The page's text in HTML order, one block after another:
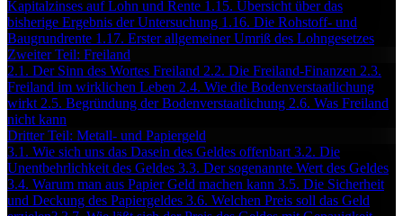
Kapitalzinses auf Lohn und Rente 1.15. Übersicht über das
bisherige Ergebnis der Untersuchung 1.16. Die Rohstoff- und
Baugrundrente 1.17. Erster allgemeiner Umriß des Lohngesetzes
Zweiter Teil: Freiland
2.1. Der Sinn des Wortes Freiland 2.2. Die Freiland-Finanzen 2.3.
Freiland im wirklichen Leben 2.4. Wie die Bodenverstaatlichung
wirkt 2.5. Begründung der Bodenverstaatlichung 2.6. Was Freiland
nicht kann
Dritter Teil: Metall- und Papiergeld
3.1. Wie sich uns das Dasein des Geldes offenbart 3.2. Die
Unentbehrlichkeit des Geldes 3.3. Der sogenannte Wert des Geldes
3.4. Warum man aus Papier Geld machen kann 3.5. Die Sicherheit
und Deckung des Papiergeldes 3.6. Welchen Preis soll das Geld